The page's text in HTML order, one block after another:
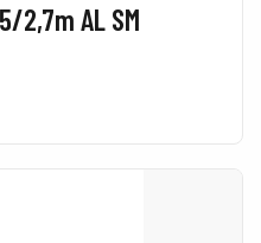
2,7m AL SM